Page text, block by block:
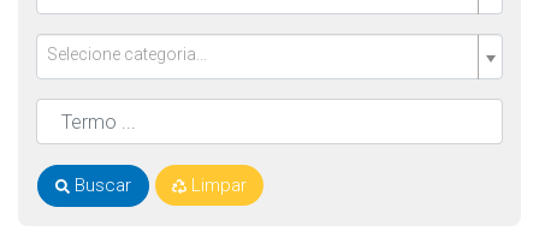
Selecione categoria...
Buscar Limpar